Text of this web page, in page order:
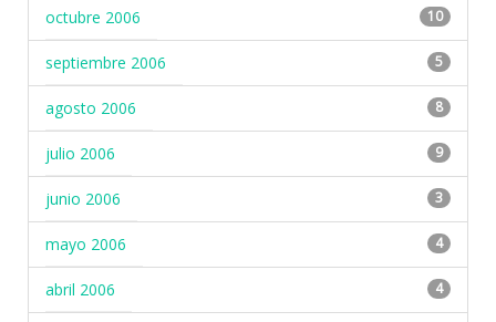
octubre 2006 10
septiembre 2006 5
agosto 2006 8
julio 2006 9
junio 2006 3
mayo 2006 4
abril 2006 4